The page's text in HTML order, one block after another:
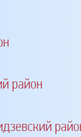
район